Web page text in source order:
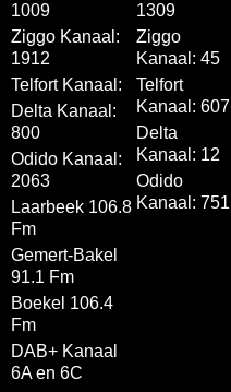
1009
Ziggo Kanaal:
1912
Telfort Kanaal:
Delta Kanaal:
800
Odido Kanaal:
2063
Laarbeek 106.8
Fm
Gemert-Bakel
91.1 Fm
Boekel 106.4
Fm
DAB+ Kanaal
6A en 6C
1309
Ziggo
Kanaal: 45
Telfort
Kanaal: 607
Delta
Kanaal: 12
Odido
Kanaal: 751